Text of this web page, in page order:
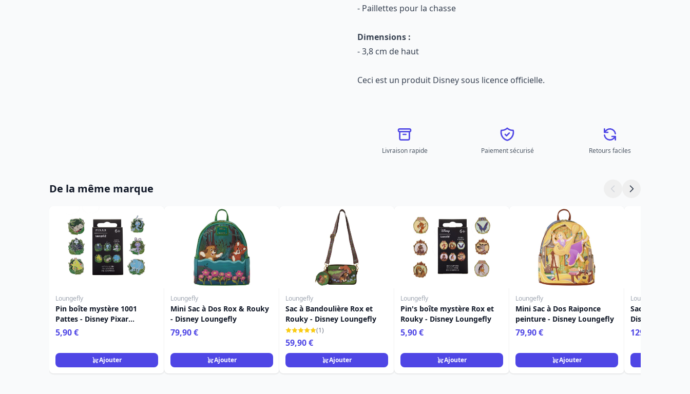
- Paillettes pour la chasse
Dimensions :
- 3,8 cm de haut
Ceci est un produit Disney sous licence officielle.
Livraison rapide Paiement sécurisé Retours faciles
De la même marque
Loungefly
Pin boîte mystère 1001
Pattes - Disney Pixar
Loungefly
5,90 €
Ajouter
Loungefly
Mini Sac à Dos Rox & Rouky
- Disney Loungefly
79,90 €
Ajouter
Loungefly
Sac à Bandoulière Rox et
Rouky - Disney Loungefly
(1)
59,90 €
Ajouter
Loungefly
Pin's boîte mystère Rox et
Rouky - Disney Loungefly
5,90 €
Ajouter
Loungefly
Mini Sac à Dos Raiponce
peinture - Disney Loungefly
79,90 €
Ajouter
Loungefly
Sac à
Disney
129,90 €